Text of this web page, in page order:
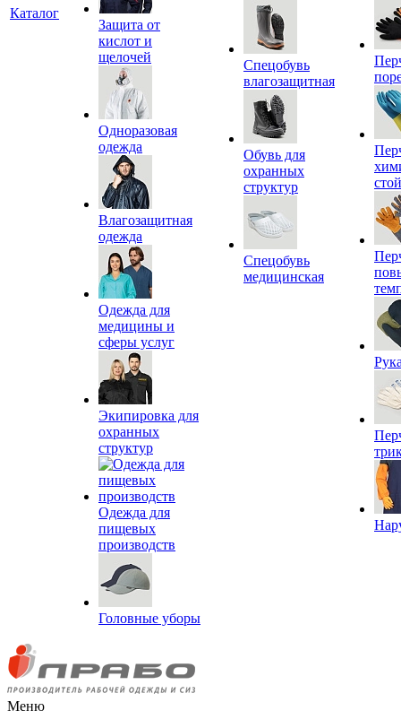
Каталог
Защита от
кислот и
щелочей
Одноразовая
одежда
Влагозащитная
одежда
Одежда для
медицины и
сферы услуг
Экипировка для
охранных
структур
Одежда для
пищевых
производств
Головные уборы
Спецобувь
влагозащитная
Обувь для
охранных
структур
Спецобувь
медицинская
Меню